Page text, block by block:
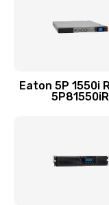
Eaton 5P 1550i
5P81550iR